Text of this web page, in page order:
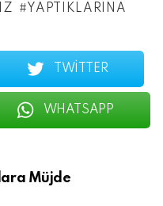
YAPTIKLARINA
TWITTER
WHATSAPP
Müjde